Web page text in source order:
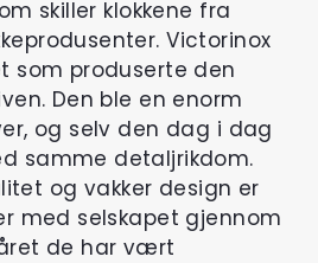
skiller klokkene fra
Victorinox
som produserte den
Den ble en enorm
og selv den dag i dag
samme detaljrikdom.
og vakker design er
med selskapet gjennom
de har vært